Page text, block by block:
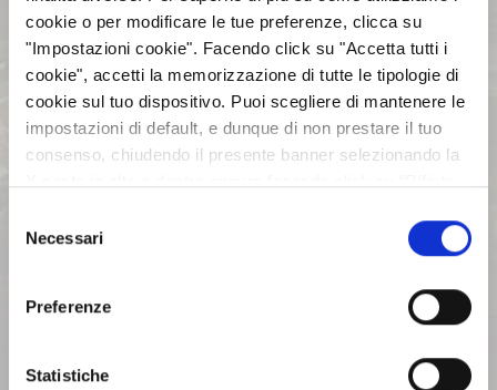
cookie o per modificare le tue preferenze, clicca su
"Impostazioni cookie". Facendo click su "Accetta tutti i
cookie", accetti la memorizzazione di tutte le tipologie di
cookie sul tuo dispositivo. Puoi scegliere di mantenere le
impostazioni di default, e dunque di non prestare il tuo
consenso, chiudendo il presente banner selezionando la
assenza dei cookie diversi da quelli tecnici. Per maggiori
informazioni puoi consultare la nostra politica sui cookie
delNecessari
Preferenze
Statistiche
ARCHIVIO 2017
ARCHIVIO 2016
ARCHIVIO 2015
ARCHIVIO 2014
ARCHIVIO 2013
ARCHIVIO 2012